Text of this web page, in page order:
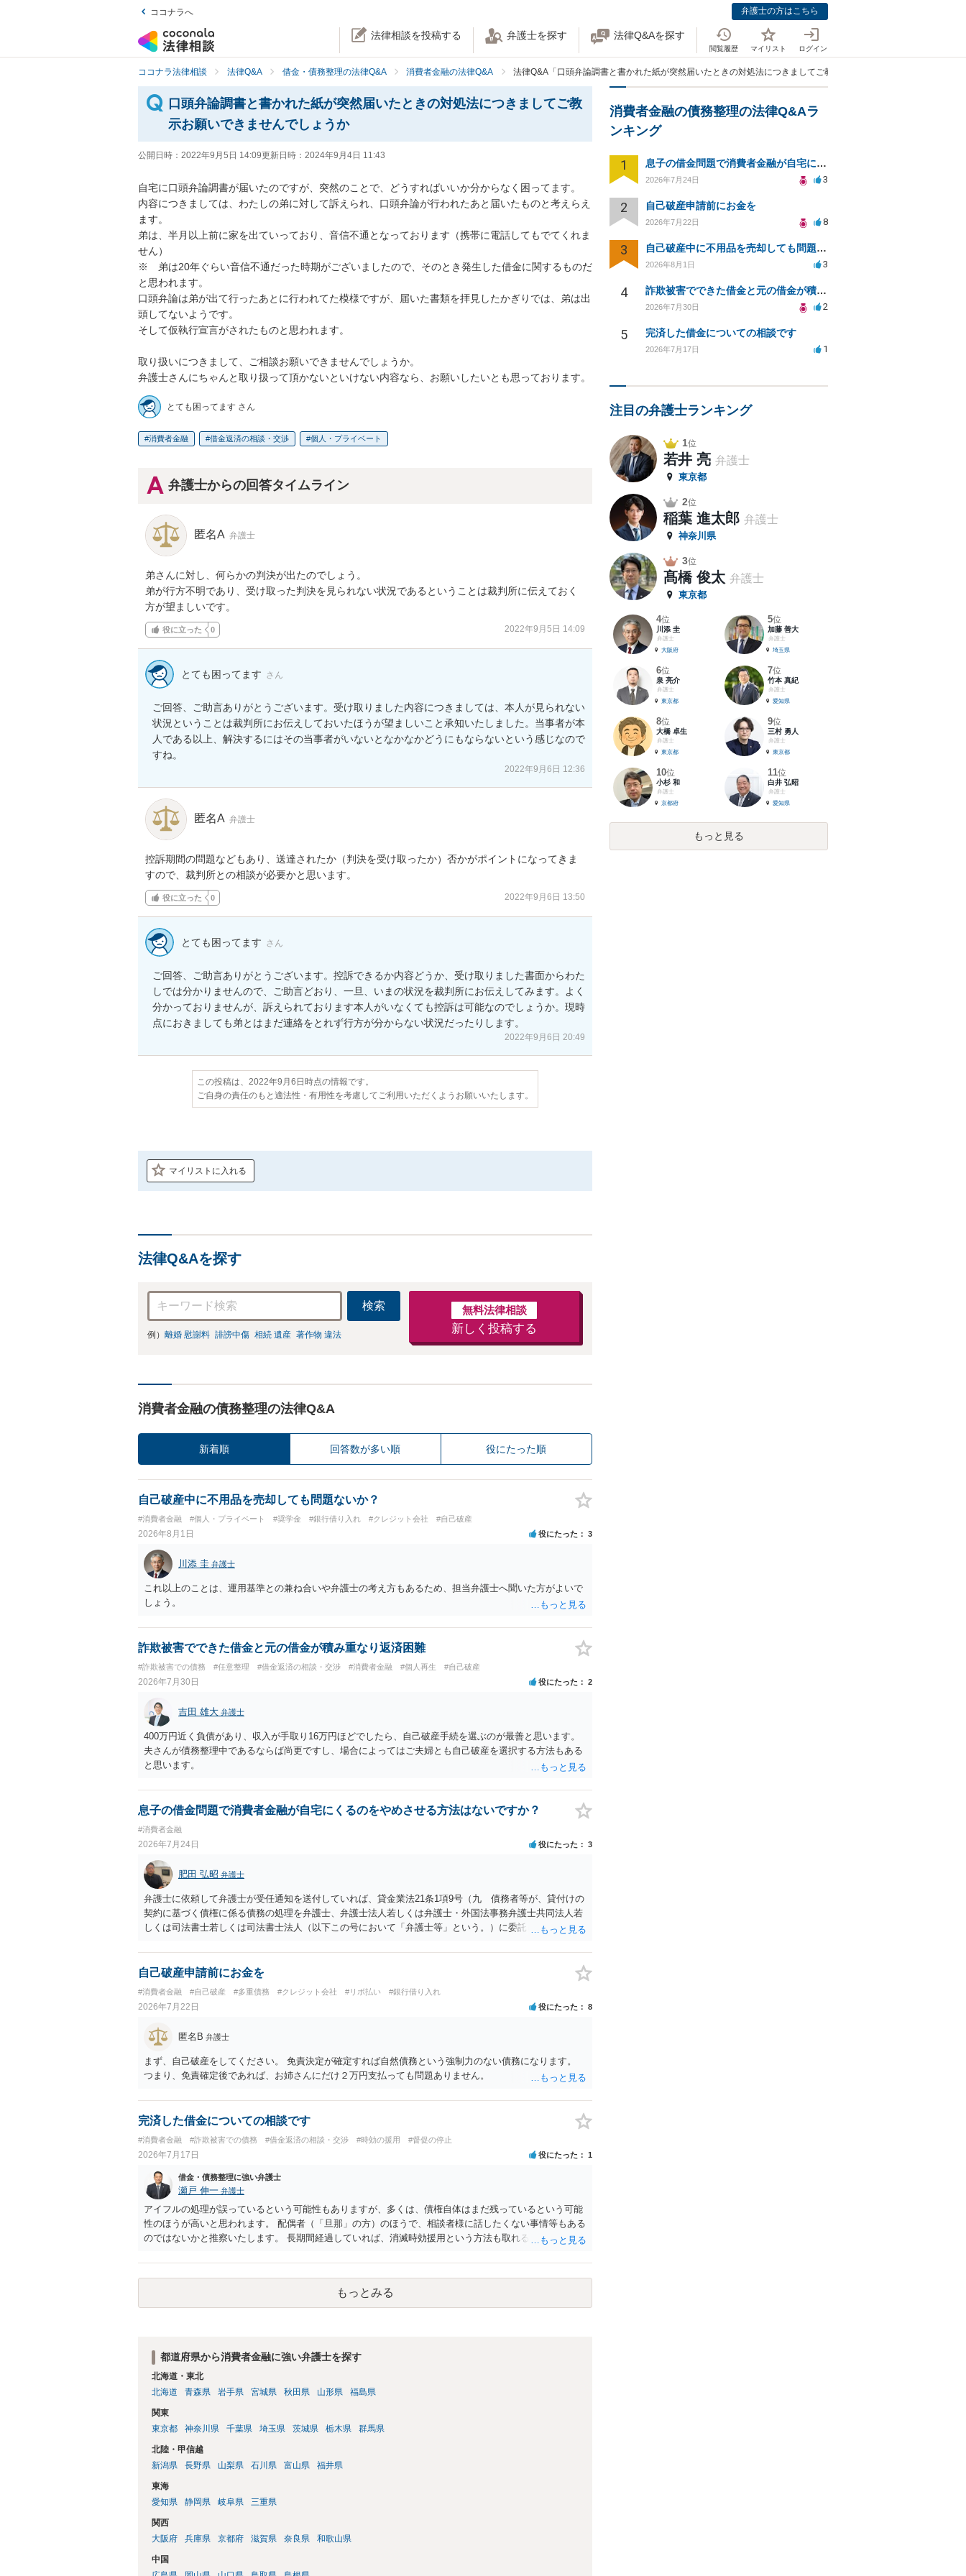
ココナラへ 弁護士の方はこちら
法律相談を投稿する 弁護士を探す 法律Q&Aを探す
閲覧履歴 マイリスト ログイン
ココナラ法律相談 法律Q&A 借金・債務整理の法律Q&A 消費者金融の法律Q&A 法律Q&A「口頭弁論調書と書かれた紙が突然届いたときの対処法につきましてご教示お願いできませんでしょうか」
口頭弁論調書と書かれた紙が突然届いたときの対処法につきましてご教
示お願いできませんでしょうか
公開日時： 2022年9月5日 14:09更新日時： 2024年9月4日 11:43
自宅に口頭弁論調書が届いたのですが、突然のことで、どうすればいいか分からなく困ってます。
内容につきましては、わたしの弟に対して訴えられ、口頭弁論が行われたあと届いたものと考えらえ
ます。
弟は、半月以上前に家を出ていっており、音信不通となっております（携帯に電話してもでてくれま
せん）
※　弟は20年ぐらい音信不通だった時期がございましたので、そのとき発生した借金に関するものだ
と思われます。
口頭弁論は弟が出て行ったあとに行われてた模様ですが、届いた書類を拝見したかぎりでは、弟は出
頭してないようです。
そして仮執行宣言がされたものと思われます。
取り扱いにつきまして、ご相談お願いできませんでしょうか。
弁護士さんにちゃんと取り扱って頂かないといけない内容なら、お願いしたいとも思っております。
とても困ってます さん
消費者金融 借金返済の相談・交渉 個人・プライベート
弁護士からの回答タイムライン
匿名A 弁護士
弟さんに対し、何らかの判決が出たのでしょう。
弟が行方不明であり、受け取った判決を見られない状況であるということは裁判所に伝えておく
方が望ましいです。
役に立った 0 2022年9月5日 14:09
とても困ってます さん
ご回答、ご助言ありがとうございます。受け取りました内容につきましては、本人が見られない
状況ということは裁判所にお伝えしておいたほうが望ましいこと承知いたしました。当事者が本
人である以上、解決するにはその当事者がいないとなかなかどうにもならないという感じなので
すね。
2022年9月6日 12:36
匿名A 弁護士
控訴期間の問題などもあり、送達されたか（判決を受け取ったか）否かがポイントになってきま
すので、裁判所との相談が必要かと思います。
役に立った 0 2022年9月6日 13:50
とても困ってます さん
ご回答、ご助言ありがとうございます。控訴できるか内容どうか、受け取りました書面からわた
しでは分かりませんので、ご助言どおり、一旦、いまの状況を裁判所にお伝えしてみます。よく
分かっておりませんが、訴えられております本人がいなくても控訴は可能なのでしょうか。現時
点におきましても弟とはまだ連絡をとれず行方が分からない状況だったりします。
2022年9月6日 20:49
この投稿は、2022年9月6日時点の情報です。
ご自身の責任のもと適法性・有用性を考慮してご利用いただくようお願いいたします。
マイリストに入れる
法律Q&Aを探す
検索
例） 離婚 慰謝料 誹謗中傷 相続 遺産 著作物 違法
無料法律相談
新しく投稿する
消費者金融の債務整理の法律Q&A
新着順 回答数が多い順 役にたった順
自己破産中に不用品を売却しても問題ないか？
#消費者金融 #個人・プライベート #奨学金 #銀行借り入れ #クレジット会社 #自己破産
2026年8月1日 役にたった 3
川添 圭 弁護士
これ以上のことは、運用基準との兼ね合いや弁護士の考え方もあるため、担当弁護士へ聞いた方がよいで
しょう。
詐欺被害でできた借金と元の借金が積み重なり返済困難
#詐欺被害での債務 #任意整理 #借金返済の相談・交渉 #消費者金融 #個人再生 #自己破産
2026年7月30日 役にたった 2
吉田 雄大 弁護士
400万円近く負債があり、収入が手取り16万円ほどでしたら、自己破産手続を選ぶのが最善と思います。
夫さんが債務整理中であるならば尚更ですし、場合によってはご夫婦とも自己破産を選択する方法もある
と思います。
息子の借金問題で消費者金融が自宅にくるのをやめさせる方法はないですか？
#消費者金融
2026年7月24日 役にたった 3
肥田 弘昭 弁護士
弁護士に依頼して弁護士が受任通知を送付していれば、貸金業法21条1項9号（九 債務者等が、貸付けの
契約に基づく債権に係る債務の処理を弁護士、弁護士法人若しくは弁護士・外国法事務弁護士共同法人若
しくは司法書士若しくは司法書士法人（以下この号において「弁護士等」という。）に委託し、又はその
旨の通知があつた場合において、正当な理由がないのに、債務者等に対し、電話をかけ、電報を送達し、
若しくはファクシミリ装置を用いて送信し、又は訪問する方法により、当該債務を弁済することを要求
務を弁済することを要求すること。）に違反しています。監督官庁に行政処分を求める、裁判所に仮処分
申請、不退去罪が成立すれば警察に通報などの対応が考えられます。ご参考にしてください。
自己破産申請前にお金を
#消費者金融 #自己破産 #多重債務 #クレジット会社 #リボ払い #銀行借り入れ
2026年7月22日 役にたった 8
匿名B 弁護士
まず、自己破産をしてください。 免責決定が確定すれば自然債務という強制力のない債務になります。
つまり、免責確定後であれば、お姉さんにだけ２万円支払っても問題ありません。
完済した借金についての相談です
#消費者金融 #詐欺被害での債務 #借金返済の相談・交渉 #時効の援用 #督促の停止
2026年7月17日 役にたった 1
借金・債務整理に強い弁護士
瀬戸 伸一 弁護士
アイフルの処理が誤っているという可能性もありますが、多くは、債権自体はまだ残っているという可能
性のほうが高いと思われます。 配偶者（「旦那」の方）のほうで、相談者様に話したくない事情等もある
のではないかと推察いたします。 長期間経過していれば、消滅時効援用という方法も取れる可能性がある
い事情もあるかもしれないのでおひとりで行ってもらうほうがいいかもしれません。 配偶者の債務がある
状態で配偶者が亡くなると債務を相談者様が相続するという状態になる（相続放棄などの亡くなってから
の方法もありますが）ため、相談者様にも関係することだとして相談にいくようにお話してみてはどうで
しょうか。
もっとみる
都道府県から消費者金融に強い弁護士を探す
北海道・東北
北海道
青森県 岩手県 宮城県 秋田県 山形県 福島県
関東
東京都
神奈川県 千葉県 埼玉県 茨城県 栃木県 群馬県
北陸・甲信越
新潟県
長野県 山梨県 石川県 富山県 福井県
東海
愛知県
静岡県 岐阜県 三重県
関西
大阪府
兵庫県 京都府 滋賀県 奈良県 和歌山県
中国
消費者金融の債務整理の法律Q&Aラ
ンキング
1 息子の借金問題で消費者金融が自宅にくるのをやめさせる方法はないですか？
2026年7月24日 3
2 自己破産申請前にお金を
2026年7月22日 8
3 自己破産中に不用品を売却しても問題ないか？
2026年8月1日 3
4 詐欺被害でできた借金と元の借金が積み重なり返済困難
2026年7月30日 2
5 完済した借金についての相談です
2026年7月17日 1
注目の弁護士ランキング
1位
若井 亮 弁護士
東京都
2位
稲葉 進太郎 弁護士
神奈川県
3位
髙橋 俊太 弁護士
東京都
4位
川添 圭
弁護士
大阪府
5位
加藤 善大
弁護士
埼玉県
6位
泉 亮介
弁護士
東京都
7位
竹本 真紀
弁護士
愛知県
8位
大橋 卓生
弁護士
東京都
9位
三村 勇人
弁護士
東京都
10位
小杉 和
弁護士
京都府
11位
白井 弘昭
弁護士
愛知県
もっと見る